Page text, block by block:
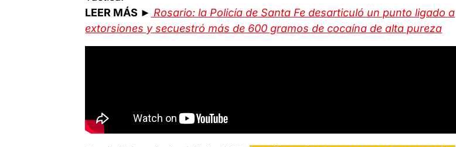
LEER MÁS ► Rosario: la Policía de Santa Fe desarticuló un punto ligado a
extorsiones y secuestró más de 600 gramos de cocaína de alta pureza